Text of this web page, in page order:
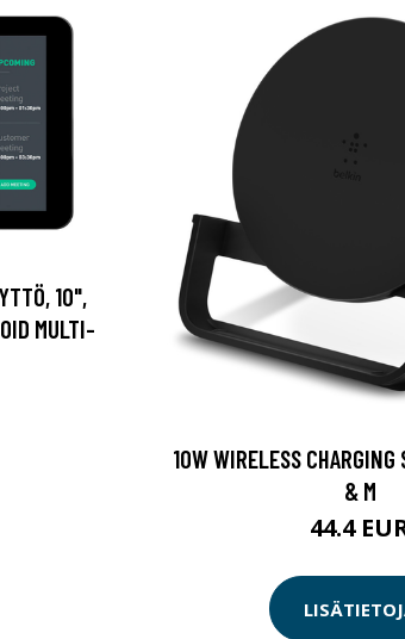
10",
MULTI-
10W WIRELESS
& M
44.4